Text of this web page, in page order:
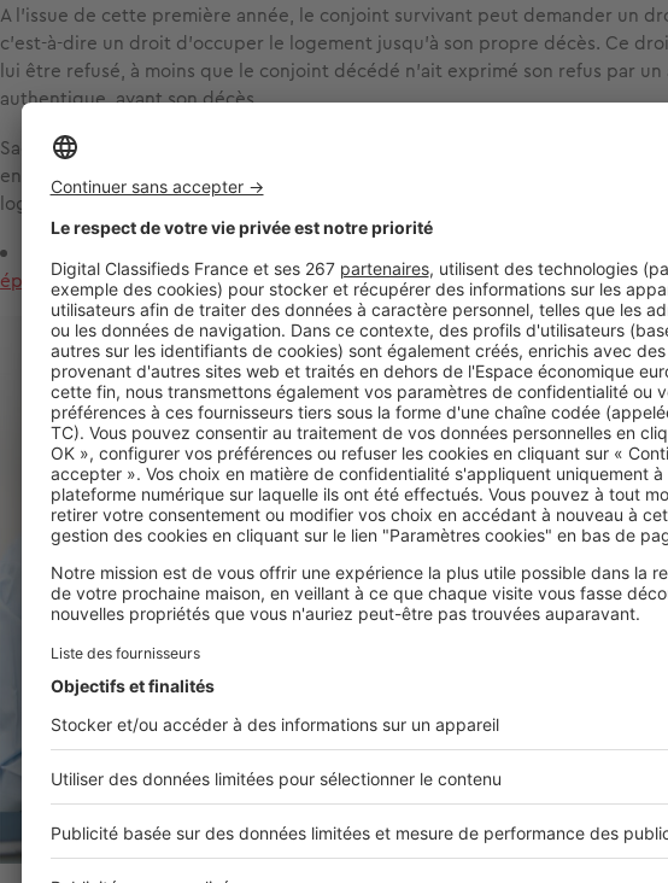
A l’issue de cette première année, le conjoint survivant peut demander un
c’est-à-dire un droit d’occuper le logement jusqu’à son propre décès. Ce
lui être refusé, à moins que le conjoint décédé n’ait exprimé son refus par un
authentique, avant son décès.
Sachez que tout se passe aussi simplement que cela dans la mesure où le
enfants communs et si les deux membres du couple étaient tous deux
logement.
époux(se) ?